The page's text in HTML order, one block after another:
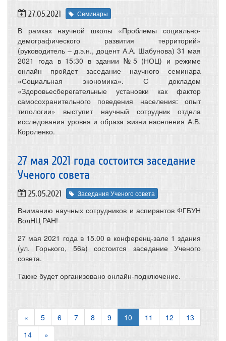
27.05.2021 Семинары
В рамках научной школы «Проблемы социально-
демографического развития территорий»
(руководитель – д.э.н., доцент А.А. Шабунова) 31 мая
2021 года в 15:30 в здании №5 (НОЦ) и режиме
онлайн пройдет заседание научного семинара
«Социальная экономика». С докладом
«Здоровьесберегательные установки как фактор
самосохранительного поведения населения: опыт
типологии» выступит научный сотрудник отдела
исследования уровня и образа жизни населения А.В.
Короленко.
27 мая 2021 года состоится заседание
Ученого совета
25.05.2021 Заседания Ученого совета
Вниманию научных сотрудников и аспирантов ФГБУН
ВолНЦ РАН!
27 мая 2021 года в 15.00 в конференц-зале 1 здания
(ул. Горького, 56а) состоится заседание Ученого
совета.
Также будет организовано онлайн-подключение.
« 5 6 7 8 9 10 11 12
13
14
»